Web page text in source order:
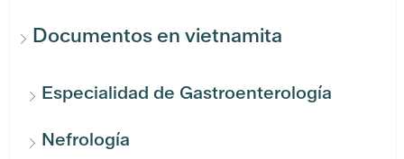
Documentos en vietnamita
Especialidad de Gastroenterología
Nefrología